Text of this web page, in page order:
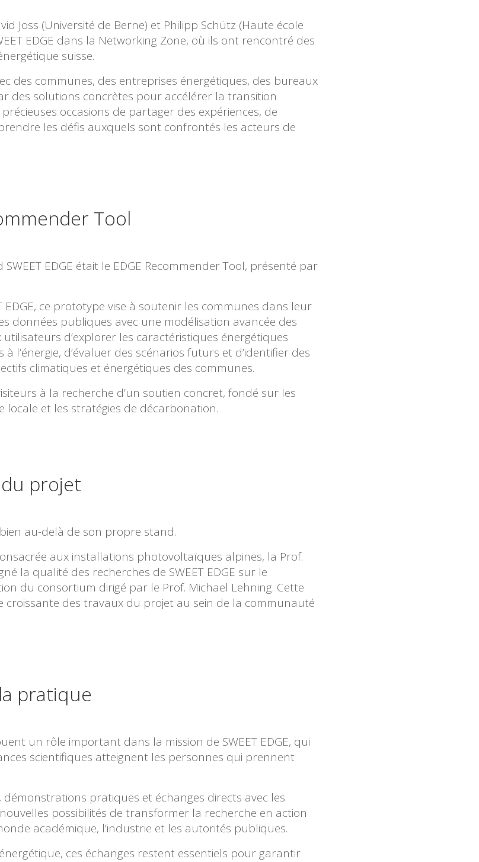
Joss (Université de Berne) et Philipp Schütz (Haute école
EDGE dans la Networking Zone, où ils ont rencontré des
suisse.
des communes, des entreprises énergétiques, des bureaux
des solutions concrètes pour accélérer la transition
occasions de partager des expériences, de
les défis auxquels sont confrontés les acteurs de
Tool
EDGE était le EDGE Recommender Tool, présenté par
ce prototype vise à soutenir les communes dans leur
données publiques avec une modélisation avancée des
d’explorer les caractéristiques énergétiques
l’énergie, d’évaluer des scénarios futurs et d’identifier des
climatiques et énergétiques des communes.
à la recherche d’un soutien concret, fondé sur les
et les stratégies de décarbonation.
projet
bien au-delà de son propre stand.
aux installations photovoltaïques alpines, la Prof.
la qualité des recherches de SWEET EDGE sur le
du consortium dirigé par le Prof. Michael Lehning. Cette
croissante des travaux du projet au sein de la communauté
pratique
un rôle important dans la mission de SWEET EDGE, qui
scientifiques atteignent les personnes qui prennent
pratiques et échanges directs avec les
possibilités de transformer la recherche en action
académique, l’industrie et les autorités publiques.
ces échanges restent essentiels pour garantir